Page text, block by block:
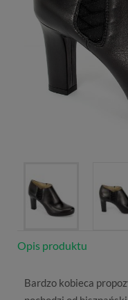
Opis produktu
Bardzo kobieca